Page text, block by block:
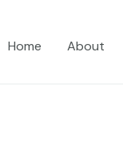
Home About